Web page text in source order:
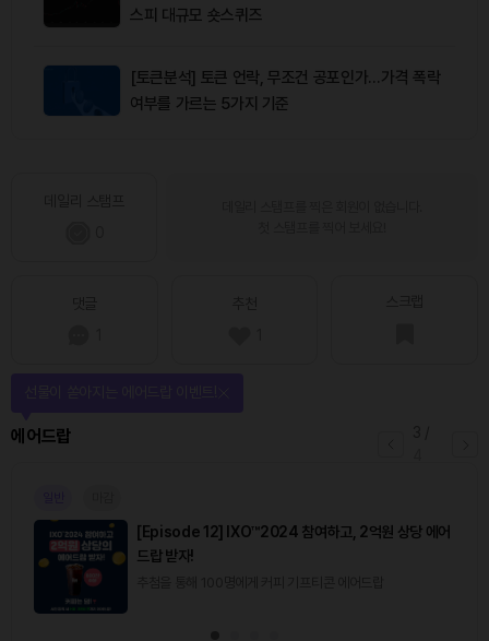
스피 대규모 숏스퀴즈
[토큰분석] 토큰 언락, 무조건 공포인가…가격 폭락
여부를 가르는 5가지 기준
에어드랍
[Episode 12] IXO™2024 참여하고, 2억원 상당 에어
드랍 받자!